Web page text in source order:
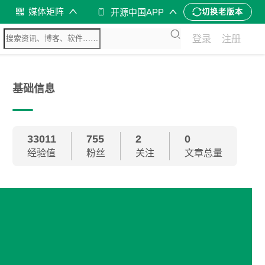
媒体矩阵 开源中国APP 切换老版本
登录 注册
基础信息
33011
经验值
755
粉丝
2
关注
0
文章总量